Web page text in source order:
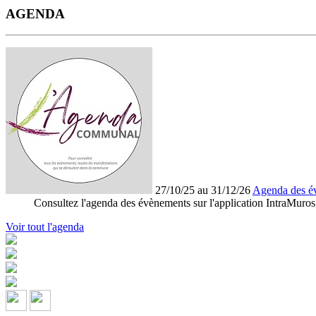
AGENDA
27/10/25 au 31/12/26 Agenda des
Consultez l'agenda des évènements sur l'application IntraMuros
Voir tout l'agenda